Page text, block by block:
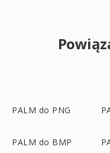
PALM do PNG
PALM do BMP